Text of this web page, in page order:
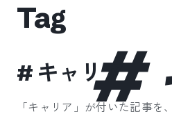
#
Tag
# キャリア
「キャリア 」が付いた記事を